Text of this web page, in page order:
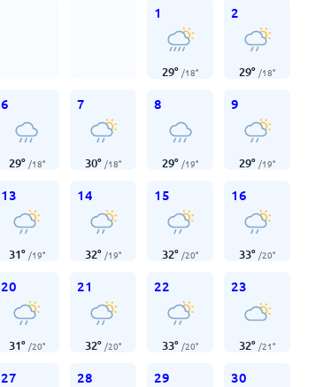
1
29° /18°
2
29° /18°
6
29° /18°
7
30° /18°
8
29° /19°
9
29° /19°
13
31° /19°
14
32° /19°
15
32° /20°
16
33° /20°
20
31° /20°
21
32° /20°
22
33° /20°
23
32° /21°
27 28 29 30